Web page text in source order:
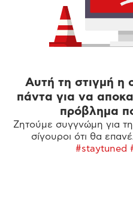
Αυτή τη στιγμή η
πάντα για να
πρόβλημα
Ζητούμε συγγνώμη για
σίγουροι ότι θα
#staytuned